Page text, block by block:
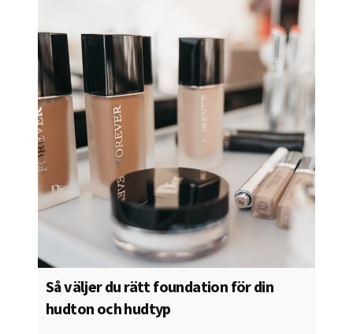
Så väljer du rätt foundation för din
hudton och hudtyp